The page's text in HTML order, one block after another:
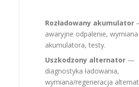
Rozładowany akumulator
awaryjne odpalenie, wymiana
akumulatora, testy.
Uszkodzony alternator —
diagnostyka ładowania,
wymiana/regeneracja